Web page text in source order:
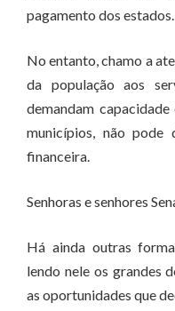
pagamento dos estados.
No entanto, chamo a
da população aos
demandam
municípios, não pode
financeira.
Senhoras e senhores
Há ainda outras
lendo nele os grandes
as oportunidades que